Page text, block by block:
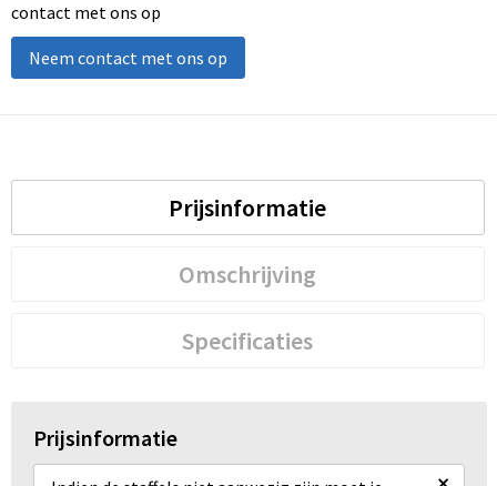
contact met ons op
Neem contact met ons op
Prijsinformatie
Omschrijving
Specificaties
Prijsinformatie